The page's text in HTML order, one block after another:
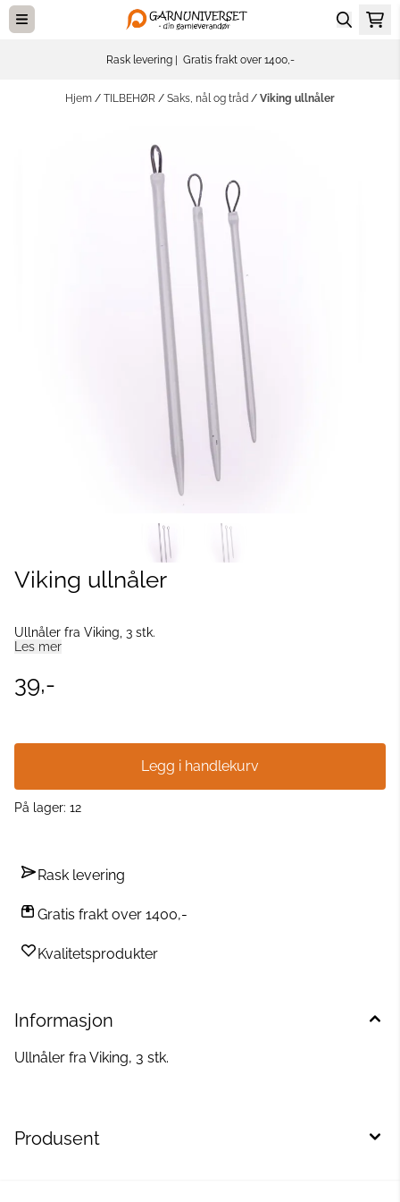
Hopp til innhold
Rask levering | Gratis frakt over 1400,-
Hjem / TILBEHØR / Saks, nål og tråd / Viking ullnåler
Viking ullnåler
Ullnåler fra Viking, 3 stk.
Les mer
39,-
Legg i handlekurv
På lager: 12
Rask levering
Gratis frakt over 1400,-
Kvalitetsprodukter
Informasjon
Ullnåler fra Viking, 3 stk.
Produsent